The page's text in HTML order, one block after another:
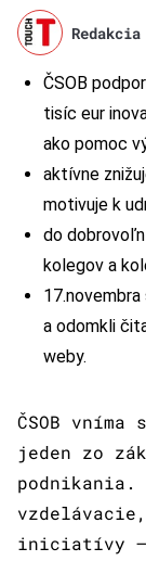
Redakcia
ČSOB
tisíc eur
ako pomoc
aktívne
motivuje k
do
kolegov a
a odomkli
weby.
ČSOB vníma
jeden zo
podnikania.
iniciatívy –